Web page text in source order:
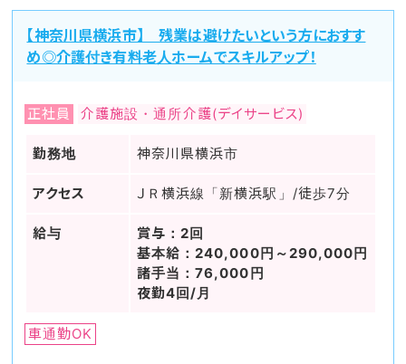
【神奈川県横浜市】 残業は避けたいという方におすす
め◎介護付き有料老人ホームでスキルアップ！
正社員 介護施設・通所介護(デイサービス)
勤務地 神奈川県横浜市
アクセス ＪＲ横浜線「新横浜駅」/徒歩7分
給与
賞与：2回
基本給：240,000円～290,000円
諸手当：76,000円
夜勤4回/月
車通勤OK